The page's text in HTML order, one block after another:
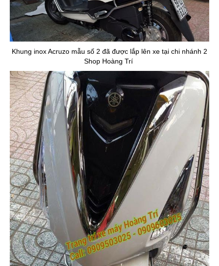
Khung inox Acruzo mẫu số 2 đã được lắp lên xe tại chi nhánh 2
Shop Hoàng Trí